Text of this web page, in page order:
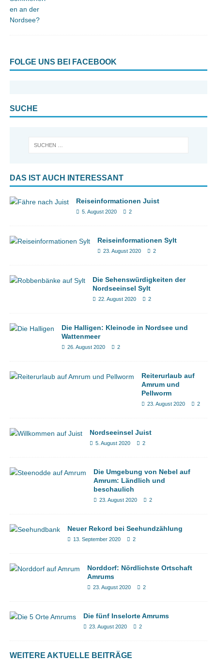
FOLGE UNS BEI FACEBOOK
SUCHE
DAS IST AUCH INTERESSANT
Reiseinformationen Juist
5. August 2020 2
Reiseinformationen Sylt
23. August 2020 2
Die Sehenswürdigkeiten der
Nordseeinsel Sylt
22. August 2020 2
Die Halligen: Kleinode in Nordsee und
Wattenmeer
26. August 2020 2
Reiterurlaub auf
Amrum und
Pellworm
23. August 2020 2
Nordseeinsel Juist
5. August 2020 2
Die Umgebung von Nebel auf
Amrum: Ländlich und
beschaulich
23. August 2020 2
Neuer Rekord bei Seehundzählung
13. September 2020 2
Norddorf: Nördlichste Ortschaft
Amrums
23. August 2020 2
Die fünf Inselorte Amrums
23. August 2020 2
WEITERE AKTUELLE BEITRÄGE